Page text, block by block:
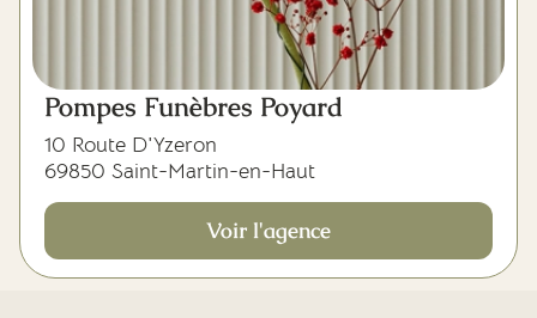
Pompes Funèbres Poyard
10 Route D'Yzeron
69850 Saint-Martin-en-Haut
Voir l'agence